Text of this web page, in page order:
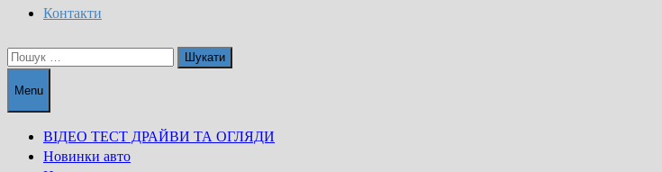
Контакти
Пошук:
Menu
ВІДЕО ТЕСТ ДРАЙВИ ТА ОГЛЯДИ
Новинки авто